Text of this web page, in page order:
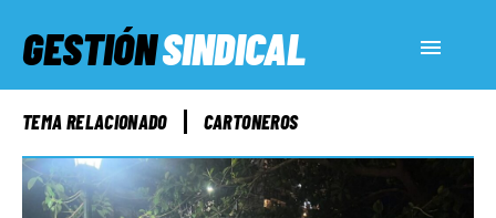
GESTIÓNSINDICAL
ACTUALIDAD
SERVICIOS SOCIALES
TEMA RELACIONADO CARTONEROS